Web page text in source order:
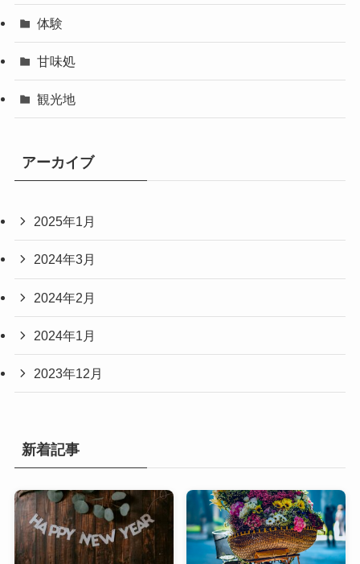
体験
甘味処
観光地
アーカイブ
2025年1月
2024年3月
2024年2月
2024年1月
2023年12月
新着記事